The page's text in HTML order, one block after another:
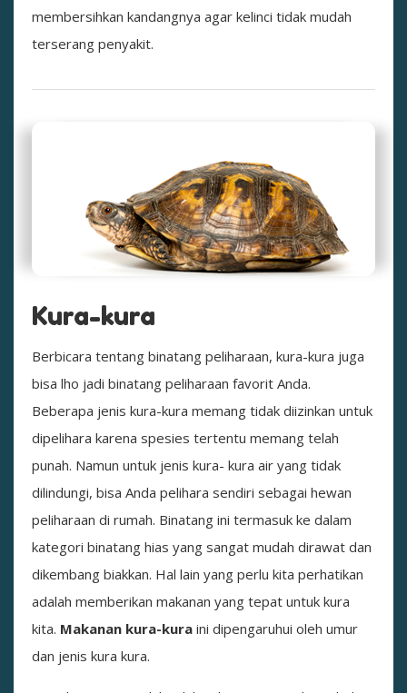
membersihkan kandangnya agar kelinci tidak mudah
terserang penyakit.
Kura-kura
Berbicara tentang binatang peliharaan, kura-kura juga
bisa lho jadi binatang peliharaan favorit Anda.
Beberapa jenis kura-kura memang tidak diizinkan untuk
dipelihara karena spesies tertentu memang telah
punah. Namun untuk jenis kura- kura air yang tidak
dilindungi, bisa Anda pelihara sendiri sebagai hewan
peliharaan di rumah. Binatang ini termasuk ke dalam
kategori binatang hias yang sangat mudah dirawat dan
dikembang biakkan. Hal lain yang perlu kita perhatikan
adalah memberikan makanan yang tepat untuk kura
kita. Makanan kura-kura ini dipengaruhui oleh umur
dan jenis kura kura.